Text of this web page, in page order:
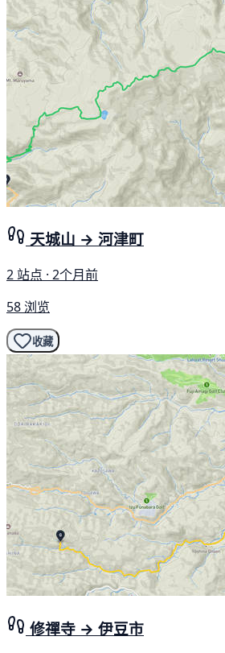
天城山 → 河津町
2 站点 · 2个月前
58 浏览
收藏
修禪寺 → 伊豆市